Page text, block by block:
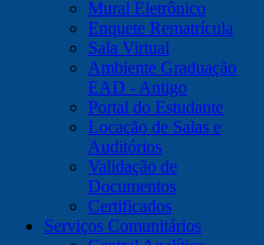
Mural Eletrônico
Enquete Rematrícula
Sala Virtual
Ambiente Graduação
EAD - Antigo
Portal do Estudante
Locação de Salas e
Auditórios
Validação de
Documentos
Certificados
Serviços Comunitários